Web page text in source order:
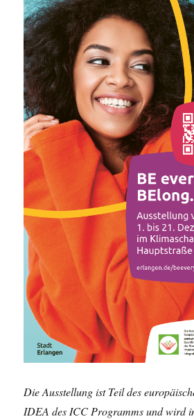
Die Ausstellung ist Teil des
IDEA des ICC Programms und wird